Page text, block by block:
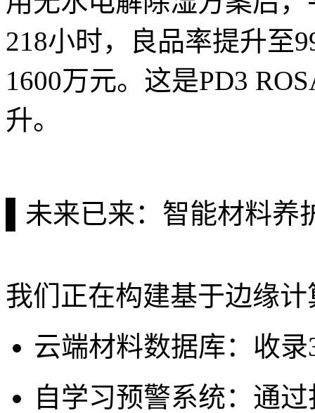
218小时，良品率提升至
1600万元。这是PD3
升。
▌未来已来：智能材料养
我们正在构建基于边缘
云端材料数据库：收
自学习预警系统：通